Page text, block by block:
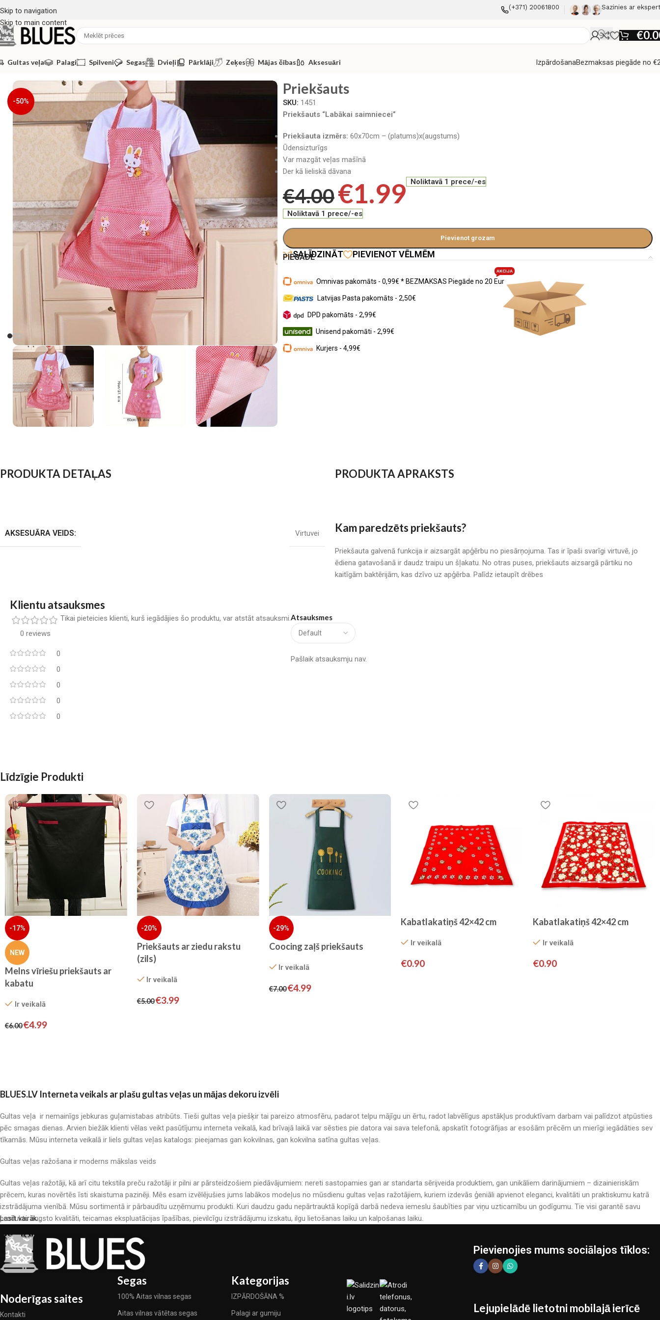
Skip to navigation
Skip to main content
(+371) 20061800 Sazinies ar
€
Gultas veļa Palagi Spilveni Segas Dvieļi Pārklāji Zeķes Mājas čības Aksesuāri IzpārdošanaBezmaksas piegāde no
Aksesuāri Priekšauts
-50%
Priekšauts
SKU: 1451
Priekšauts “Labākai saimniecei”
Priekšauta izmērs: 60x70cm – (platums)x(augstums)
Ūdensizturīgs
Var mazgāt veļas mašīnā
Der kā lieliskā dāvana
€4.00€1.99 Noliktavā 1 prece/-es
Noliktavā 1 prece/-es
Pievienot grozam
SALĪDZINĀT PIEVIENOT VĒLMĒM
PIEGĀDE
Omnivas pakomāts - 0,99€ * BEZMAKSAS Piegāde no 20 Eur
AKCIJA
Latvijas Pasta pakomāts - 2,50€
DPD pakomāts - 2,99€
Unisend pakomāti - 2,99€
Kurjers - 4,99€
PRODUKTA DETAĻAS
AKSESUĀRA VEIDS: Virtuvei
PRODUKTA APRAKSTS
Kam paredzēts priekšauts?
Priekšauta galvenā funkcija ir aizsargāt apģērbu no piesārņojuma. Tas ir īpaši svarīgi virtuvē, jo
ēdiena gatavošanā ir daudz traipu un šļakatu. No otras puses, priekšauts aizsargā pārtiku no
kaitīgām baktērijām, kas dzīvo uz apģērba. Palīdz ietaupīt drēbes
Klientu atsauksmes
0 reviews
0
0
0
0
0
Atsauksmes
Pašlaik atsauksmju nav.
Tikai pieteicies klienti, kurš iegādājies šo produktu, var atstāt atsauksmi.
Līdzīgie Produkti
-17%
NEW
Melns vīriešu priekšauts ar
kabatu
Ir veikalā
€6.00€4.99
-20%
Priekšauts ar ziedu rakstu
(zils)
Ir veikalā
€5.00€3.99
-29%
Coocing zaļš priekšauts
Ir veikalā
€7.00 €4.99
Kabatlakatiņš 42×42 cm
Ir veikalā
€0.90
Kabatlakatiņš 42×42 cm
Ir veikalā
€0.90
BLUES.LV Interneta veikals ar plašu gultas veļas un mājas dekoru izvēli
Gultas veļa ir nemainīgs jebkuras guļamistabas atribūts. Tieši gultas veļa piešķir tai pareizo atmosfēru, padarot telpu mājīgu un ērtu, radot labvēlīgus apstākļus produktīvam darbam vai palīdzot atpūsties
pēc smagas dienas. Arvien biežāk klienti vēlas veikt pasūtījumu interneta veikalā, kad brīvajā laikā var sēsties pie datora vai sava telefonā, apskatīt fotogrāfijas ar esošām prēcēm un mierīgi iegādāties sev
tīkamās. Mūsu interneta veikalā ir liels gultas veļas katalogs: pieejamas gan kokvilnas, gan kokvilna satīna gultas veļas.
Gultas veļas ražošana ir moderns mākslas veids
Gultas veļas ražotāji, kā arī citu tekstila preču ražotāji ir pilni ar pārsteidzošiem piedāvājumiem: nereti sastopamies gan ar standarta sērijveida produktiem, gan unikāliem darinājumiem – dizainieriskām
prēcem, kuras novērtēs īsti skaistuma pazinēji. Mēs esam izvēlējušies jums labākos modeļus no mūsdienu gultas veļas ražotājiem, kuriem izdevās ģeniāli apvienot eleganci, kvalitāti un praktiskumu katrā
izstrādājuma vienībā. Mūsu sortimentā ir pārbaudītu uzņēmumu produkti. Kuri daudzu gadu nepārtrauktā kopīgā darbā nedeva iemeslu šaubīties par viņu uzticamību un godīgumu. Tie visi garantē savu
produktu augsto kvalitāti, teicamas ekspluatācijas īpašības, pievilcīgu izstrādājumu izskatu, ilgu lietošanas laiku un kalpošanas laiku.
Lasīt vairāk...
Noderīgas saites
Kontakti
Segas
100% Aitas vilnas segas
Aitas vilnas vātētas segas
Kategorijas
IZPĀRDOŠĀNA %
Palagi ar gumiju
Pievienojies mums sociālajos tīklos:
Lejupielādē lietotni mobilajā ierīcē